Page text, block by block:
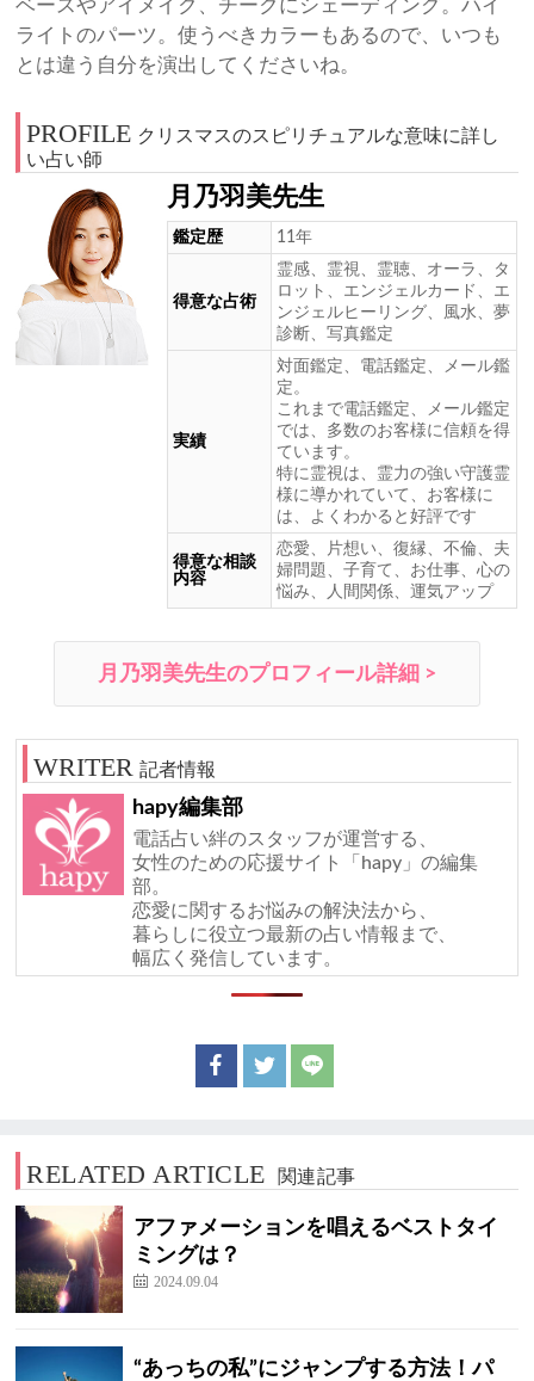
ベースやアイメイク、チークにシェーディング。ハイ
ライトのパーツ。使うべきカラーもあるので、いつも
とは違う自分を演出してくださいね。
PROFILE クリスマスのスピリチュアルな意味に詳し
い占い師
月乃羽美先生
鑑定歴 11年
得意な占術
霊感、霊視、霊聴、オーラ、タ
ロット、エンジェルカード、エ
ンジェルヒーリング、風水、夢
診断、写真鑑定
実績
対面鑑定、電話鑑定、メール鑑
定。
これまで電話鑑定、メール鑑定
では、多数のお客様に信頼を得
ています。
特に霊視は、霊力の強い守護霊
様に導かれていて、お客様に
は、よくわかると好評です
得意な相談
内容
恋愛、片想い、復縁、不倫、夫
婦問題、子育て、お仕事、心の
悩み、人間関係、運気アップ
月乃羽美先生のプロフィール詳細 >
記者情報
hapy編集部
電話占い絆のスタッフが運営する、
女性のための応援サイト「hapy」の編集
部。
恋愛に関するお悩みの解決法から、
暮らしに役立つ最新の占い情報まで、
幅広く発信しています。
RELATED ARTICLE 関連記事
アファメーションを唱えるベストタイ
ミングは？
2024.09.04
“あっちの私”にジャンプする方法！パ